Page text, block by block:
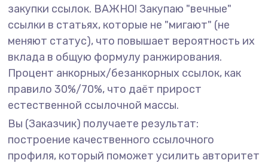
закупки ссылок. ВАЖНО! Закупаю "вечные"
ссылки в статьях, которые не "мигают" (не
меняют статус), что повышает вероятность их
вклада в общую формулу ранжирования.
Процент анкорных/безанкорных ссылок, как
правило 30%/70%, что даёт прирост
естественной ссылочной массы.
Вы (Заказчик) получаете результат:
построение качественного ссылочного
профиля, который поможет усилить авторитет